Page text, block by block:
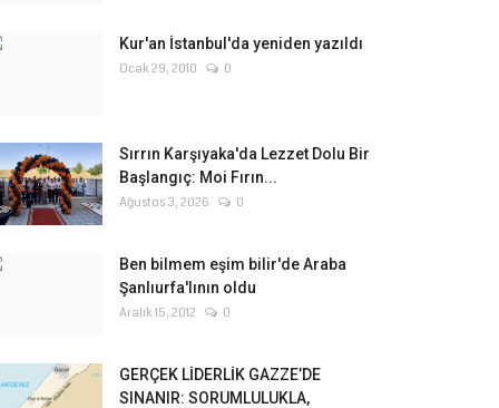
Kur'an İstanbul'da yeniden yazıldı
Ocak 29, 2010 0
Sırrın Karşıyaka'da Lezzet Dolu Bir
Başlangıç: Moi Fırın...
Ağustos 3, 2026 0
Ben bilmem eşim bilir'de Araba
Şanlıurfa'lının oldu
Aralık 15, 2012 0
GERÇEK LİDERLİK GAZZE’DE
SINANIR: SORUMLULUKLA,